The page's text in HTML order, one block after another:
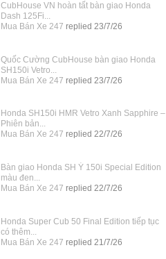
CubHouse VN hoàn tất bàn giao Honda
Dash 125Fi...
Mua Bán Xe 247 replied 23/7/26
Quốc Cường CubHouse bàn giao Honda
SH150i Vetro...
Mua Bán Xe 247 replied 23/7/26
Honda SH150i HMR Vetro Xanh Sapphire –
Phiên bản...
Mua Bán Xe 247 replied 22/7/26
Bàn giao Honda SH Ý 150i Special Edition
màu đen...
Mua Bán Xe 247 replied 22/7/26
Honda Super Cub 50 Final Edition tiếp tục
có thêm...
Mua Bán Xe 247 replied 21/7/26